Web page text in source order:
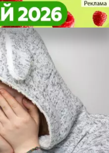
слезы
для здоровья
слезы
для здоровья
новости